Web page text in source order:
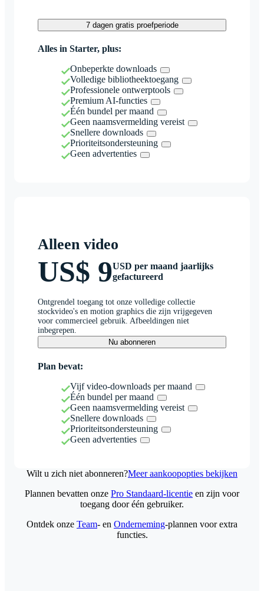
7 dagen gratis proefperiode
Alles in Starter, plus:
Onbeperkte downloads
Volledige bibliotheektoegang
Professionele ontwerptools
Premium AI-functies
Één bundel per maand
Geen naamsvermelding vereist
Snellere downloads
Prioriteitsondersteuning
Geen advertenties
Alleen video
US$ 9USD per maand jaarlijks
gefactureerd
Ontgrendel toegang tot onze volledige collectie
stockvideo's en motion graphics die zijn vrijgegeven
voor commercieel gebruik. Afbeeldingen niet
inbegrepen.
Nu abonneren
Plan bevat:
Vijf video-downloads per maand
Één bundel per maand
Geen naamsvermelding vereist
Snellere downloads
Prioriteitsondersteuning
Geen advertenties
Wilt u zich niet abonneren?Meer aankoopopties bekijken
Plannen bevatten onze Pro Standaard-licentie en zijn voor
toegang door één gebruiker.
Ontdek onze Team- en Onderneming-plannen voor extra
functies.